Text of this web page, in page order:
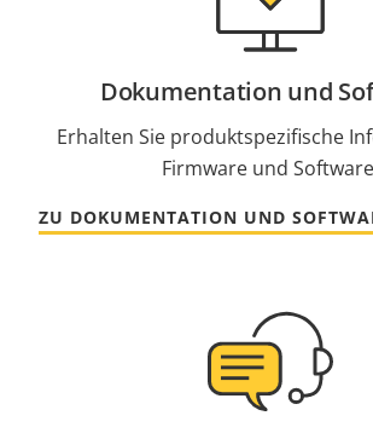
Dokumentation und
Erhalten Sie produktspezifische
Firmware und
ZU DOKUMENTATION UND